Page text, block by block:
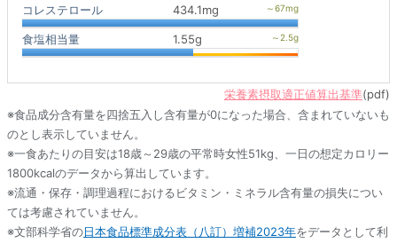
コレステロール
434.1mg
食塩相当量 1.55g
栄養素摂取適正値算出基準(pdf)
※食品成分含有量を四捨五入し含有量が0になった場合、含まれていないも
のとし表示していません。
※一食あたりの目安は18歳～29歳の平常時女性51kg、一日の想定カロリー
1800kcalのデータから算出しています。
※流通・保存・調理過程におけるビタミン・ミネラル含有量の損失につい
ては考慮されていません。
※文部科学省の日本食品標準成分表（八訂）増補2023年をデータとして利